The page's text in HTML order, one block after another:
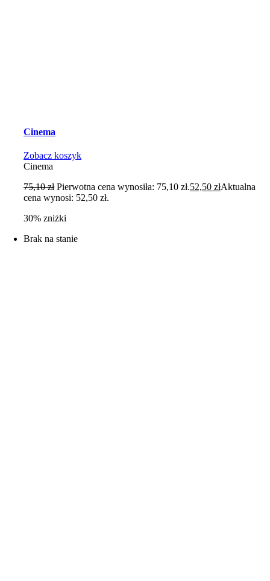
Cinema
Zobacz koszyk
Cinema
75,10zł Pierwotna cena wynosiła: 75,10 zł.52,50złAktualna
cena wynosi: 52,50 zł.
30% zniżki
Brak na stanie